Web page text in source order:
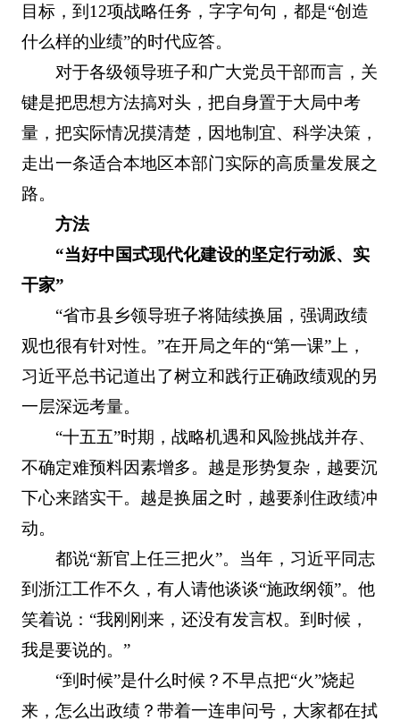
目标，到12项战略任务，字字句句，都是“创造
什么样的业绩”的时代应答。
对于各级领导班子和广大党员干部而言，关
键是把思想方法搞对头，把自身置于大局中考
量，把实际情况摸清楚，因地制宜、科学决策，
走出一条适合本地区本部门实际的高质量发展之
路。
方法
“当好中国式现代化建设的坚定行动派、实
干家”
“省市县乡领导班子将陆续换届，强调政绩
观也很有针对性。”在开局之年的“第一课”上，
习近平总书记道出了树立和践行正确政绩观的另
一层深远考量。
“十五五”时期，战略机遇和风险挑战并存、
不确定难预料因素增多。越是形势复杂，越要沉
下心来踏实干。越是换届之时，越要刹住政绩冲
动。
都说“新官上任三把火”。当年，习近平同志
到浙江工作不久，有人请他谈谈“施政纲领”。他
笑着说：“我刚刚来，还没有发言权。到时候，
我是要说的。”
“到时候”是什么时候？不早点把“火”烧起
来，怎么出政绩？带着一连串问号，大家都在拭